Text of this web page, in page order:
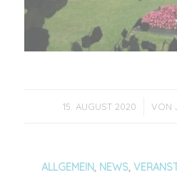
15. AUGUST 2020
/ VON
ALLGEMEIN, NEWS,